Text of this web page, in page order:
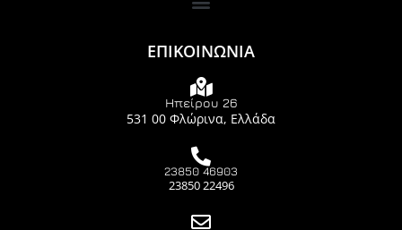
ΕΠΙΚΟΙΝΩΝΙΑ
Ηπείρου 26
531 00 Φλώρινα, Ελλάδα
23850 46903
23850 22496